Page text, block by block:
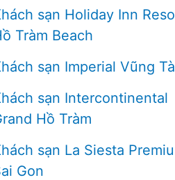
sạn Holiday Inn
Tràm Beach
sạn Imperial Vũng
sạn Intercontinental
Hồ Tràm
sạn La Siesta
Gon